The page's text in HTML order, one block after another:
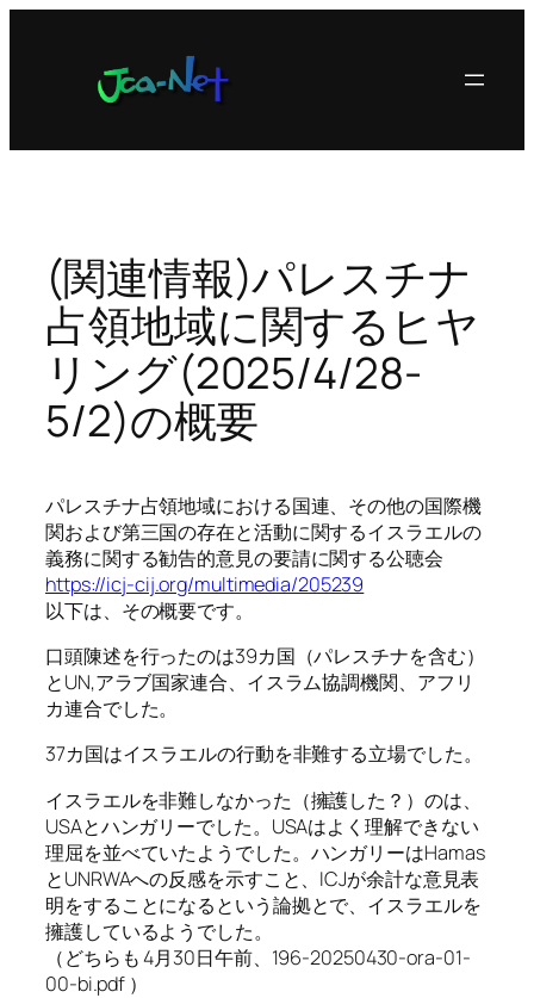
ッ
(関連情報)パレスチナ
占領地域に関するヒヤ
リング(2025/4/28-
5/2)の概要
パレスチナ占領地域における国連、その他の国際機
関および第三国の存在と活動に関するイスラエルの
義務に関する勧告的意見の要請に関する公聴会
https://icj-cij.org/multimedia/205239
以下は、その概要です。
口頭陳述を行ったのは39カ国（パレスチナを含む）
とUN,アラブ国家連合、イスラム協調機関、アフリ
カ連合でした。
37カ国はイスラエルの行動を非難する立場でした。
イスラエルを非難しなかった（擁護した？）のは、
USAとハンガリーでした。USAはよく理解できない
理屈を並べていたようでした。ハンガリーはHamas
とUNRWAへの反感を示すこと、ICJが余計な意見表
明をすることになるという論拠とで、イスラエルを
擁護しているようでした。
（どちらも 4月30日午前、196-20250430-ora-01-
00-bi.pdf ）